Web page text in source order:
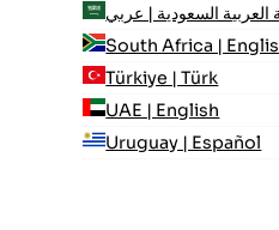
العربية السعودية | عربي
South Africa |
Türkiye | Türk
UAE | English
Uruguay | Español